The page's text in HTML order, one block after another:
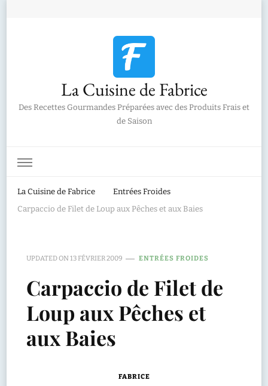
La Cuisine de Fabrice
Des Recettes Gourmandes Préparées avec des Produits Frais et
de Saison
La Cuisine de Fabrice
Entrées Froides
Carpaccio de Filet de Loup aux Pêches et aux Baies
UPDATED ON13 FÉVRIER 2009 ENTRÉES FROIDES
Carpaccio de Filet de
Loup aux Pêches et
aux Baies
FABRICE